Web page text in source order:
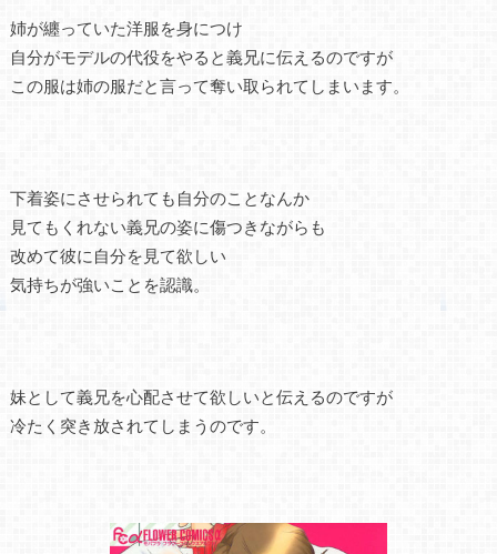
姉が纏っていた洋服を身につけ
自分がモデルの代役をやると義兄に伝えるのですが
この服は姉の服だと言って奪い取られてしまいます。
下着姿にさせられても自分のことなんか
見てもくれない義兄の姿に傷つきながらも
改めて彼に自分を見て欲しい
気持ちが強いことを認識。
妹として義兄を心配させて欲しいと伝えるのですが
冷たく突き放されてしまうのです。